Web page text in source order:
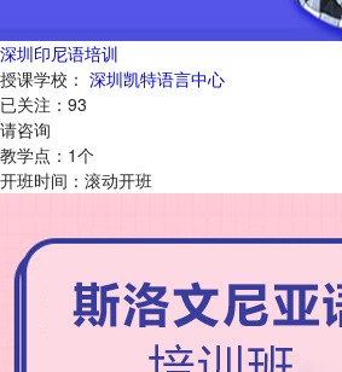
深圳印尼语培训
授课学校： 深圳凯特语言中心
已关注： 93
请咨询
教学点： 1个
开班时间： 滚动开班